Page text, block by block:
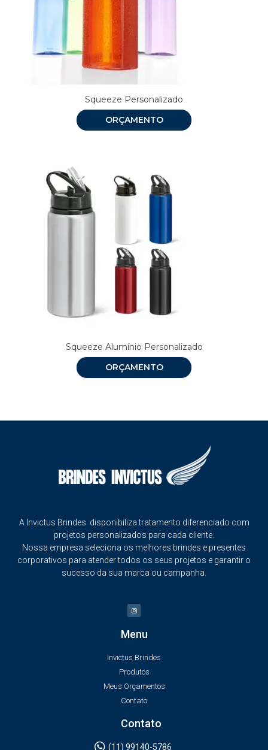
Squeeze Personalizado
ORÇAMENTO
Squeeze Alumínio Personalizado
ORÇAMENTO
A Invictus Brindes disponibiliza tratamento diferenciado com
projetos personalizados para cada cliente.
Nossa empresa seleciona os melhores brindes e presentes
corporativos para atender todos os seus projetos e garantir o
sucesso da sua marca ou campanha.
Menu
Invictus Brindes
Produtos
Meus Orçamentos
Contato
Contato
(11) 99140-5786